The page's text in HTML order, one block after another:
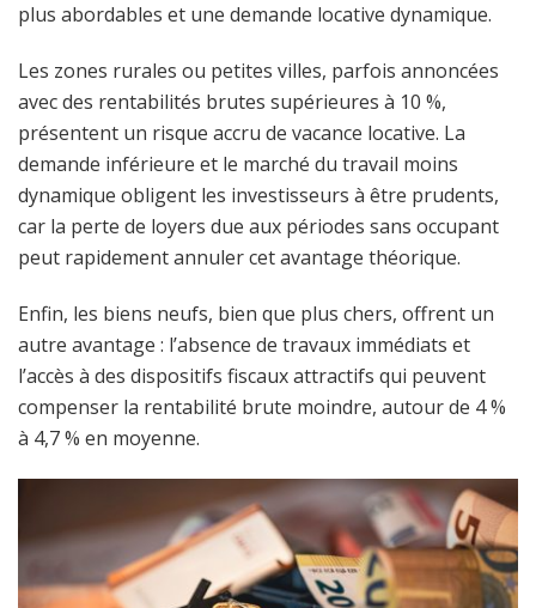
plus abordables et une demande locative dynamique.
Les zones rurales ou petites villes, parfois annoncées
avec des rentabilités brutes supérieures à 10 %,
présentent un risque accru de vacance locative. La
demande inférieure et le marché du travail moins
dynamique obligent les investisseurs à être prudents,
car la perte de loyers due aux périodes sans occupant
peut rapidement annuler cet avantage théorique.
Enfin, les biens neufs, bien que plus chers, offrent un
autre avantage : l’absence de travaux immédiats et
l’accès à des dispositifs fiscaux attractifs qui peuvent
compenser la rentabilité brute moindre, autour de 4 %
à 4,7 % en moyenne.